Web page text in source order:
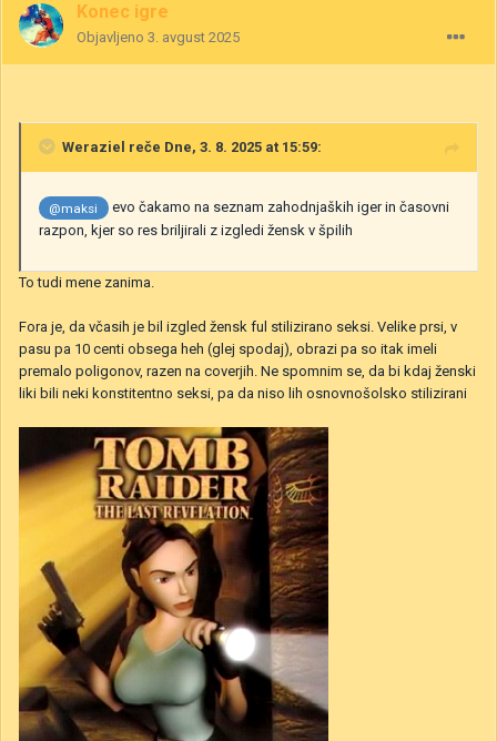
Konec igre
Objavljeno 3. avgust 2025
Weraziel reče Dne, 3. 8. 2025 at 15:59:
@maksi
evo čakamo na seznam zahodnjaških iger in časovni
razpon, kjer so res briljirali z izgledi žensk v špilih
To tudi mene zanima.
Fora je, da včasih je bil izgled žensk ful stilizirano seksi. Velike prsi, v
pasu pa 10 centi obsega heh (glej spodaj), obrazi pa so itak imeli
premalo poligonov, razen na coverjih. Ne spomnim se, da bi kdaj ženski
liki bili neki konstitentno seksi, pa da niso lih osnovnošolsko stilizirani